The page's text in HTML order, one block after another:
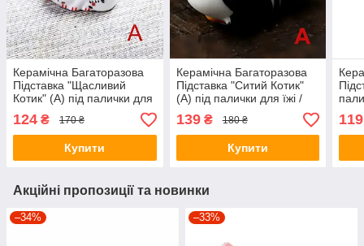
Керамічна Багаторазова
Підставка "Щасливий
Котик" (A) під палички для
їжі / 1шт
124 ₴ 170 ₴
Купити
Керамічна Багаторазова
Підставка "Ситий Котик"
(A) під палички для їжі /
1шт
139₴ 180 ₴
Купити
119
Акційні пропозиції та новинки
–34% –33%